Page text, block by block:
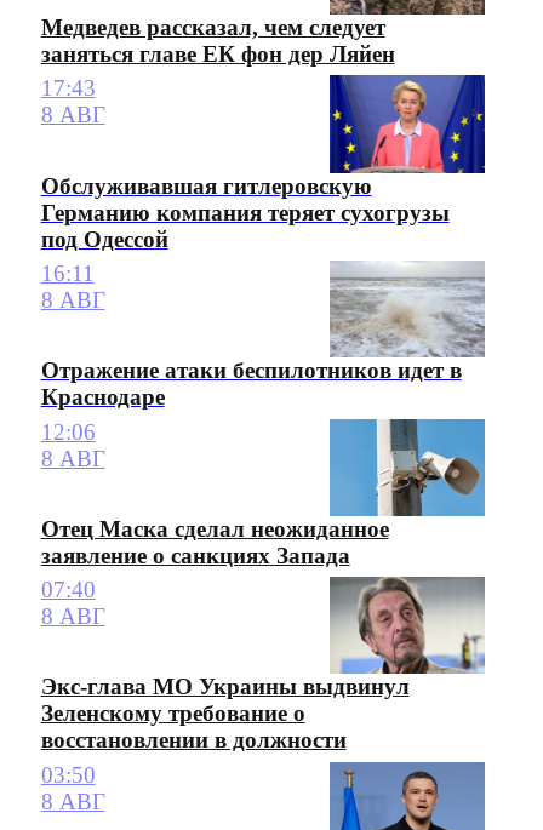
Медведев рассказал, чем следует
заняться главе ЕК фон дер Ляйен
17:43
8 АВГ
Обслуживавшая гитлеровскую
Германию компания теряет сухогрузы
под Одессой
16:11
8 АВГ
Отражение атаки беспилотников идет в
Краснодаре
12:06
8 АВГ
Отец Маска сделал неожиданное
заявление о санкциях Запада
07:40
8 АВГ
Экс-глава МО Украины выдвинул
Зеленскому требование о
восстановлении в должности
03:50
8 АВГ